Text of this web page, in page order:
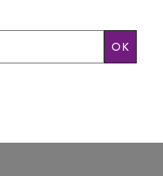
OK